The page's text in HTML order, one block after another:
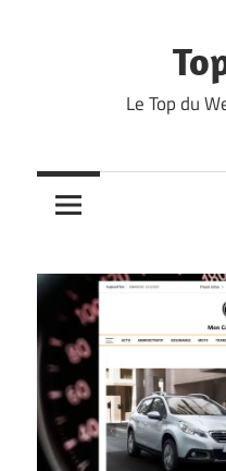
Le Top du